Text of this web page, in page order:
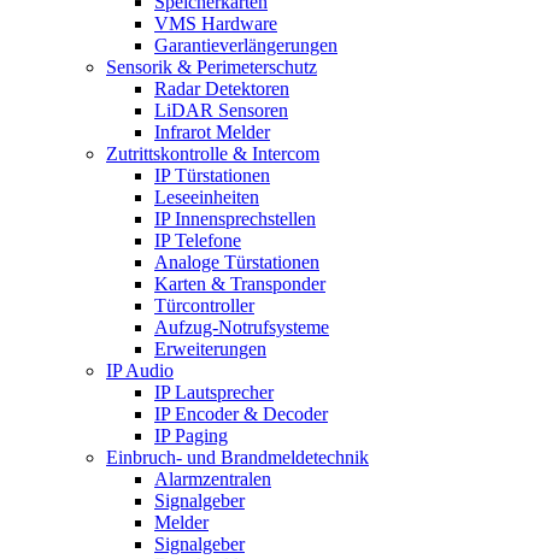
VMS Hardware
Garantieverlängerungen
Sensorik & Perimeterschutz
Radar Detektoren
LiDAR Sensoren
Infrarot Melder
Zutrittskontrolle & Intercom
IP Türstationen
Leseeinheiten
IP Innensprechstellen
IP Telefone
Analoge Türstationen
Karten & Transponder
Türcontroller
Aufzug-Notrufsysteme
Erweiterungen
IP Audio
IP Lautsprecher
IP Encoder & Decoder
IP Paging
Einbruch- und Brandmeldetechnik
Alarmzentralen
Signalgeber
Melder
Signalgeber